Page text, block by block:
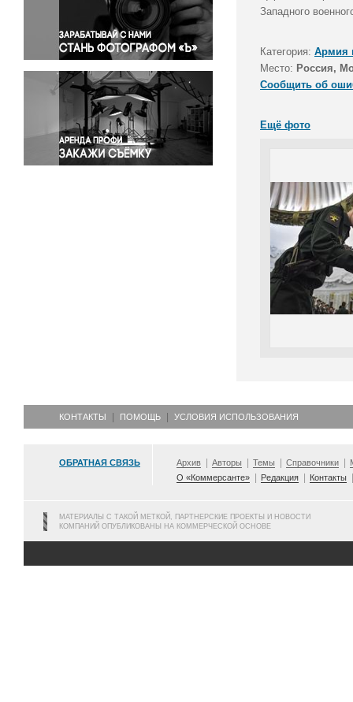
Правосудие
Происшествия и конфликты
Религия
Светская жизнь
Спорт
Экология
Экономика и бизнес
Западного
Категория: Армия
Место: Россия,
Сообщить об
Ещё фото
КОНТАКТЫ ПОМОЩЬ УСЛОВИЯ ИСПОЛЬЗОВАНИЯ
ОБРАТНАЯ СВЯЗЬ Архив Авторы Темы Справочники
О «Коммерсанте»
Редакция Контакты
МАТЕРИАЛЫ С ТАКОЙ МЕТКОЙ, ПАРТНЕРСКИЕ ПРОЕКТЫ И НОВОСТИ
КОМПАНИЙ ОПУБЛИКОВАНЫ НА КОММЕРЧЕСКОЙ ОСНОВЕ